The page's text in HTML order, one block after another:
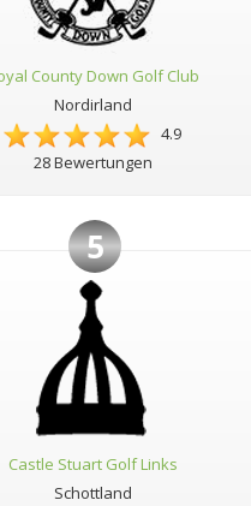
County Down Golf Club
Nordirland
4.9
28 Bewertungen
5
Castle Stuart Golf Links
Schottland